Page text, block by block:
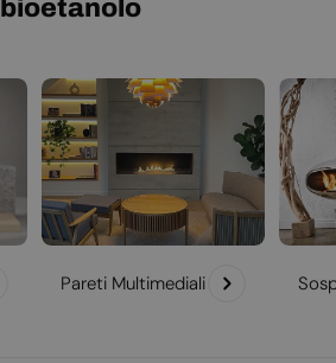
bioetanolo
Pareti Multimediali